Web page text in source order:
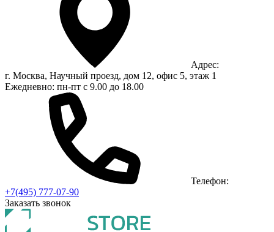
Адрес:
г. Москва, Научный проезд, дом 12, офис 5, этаж 1
Ежедневно: пн-пт с 9.00 до 18.00
Телефон:
+7(495) 777-07-90
Заказать звонок